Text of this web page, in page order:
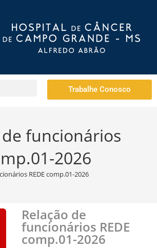
Trabalhe Conosco
de funcionários
2026
REDE comp.01-2026
Relação de
funcionários REDE
comp.01-2026